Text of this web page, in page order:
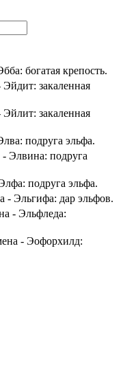
: богатая крепость.
: закаленная
: закаленная
: подруга эльфа.
: подруга
: подруга эльфа.
: дар эльфов.
:
: